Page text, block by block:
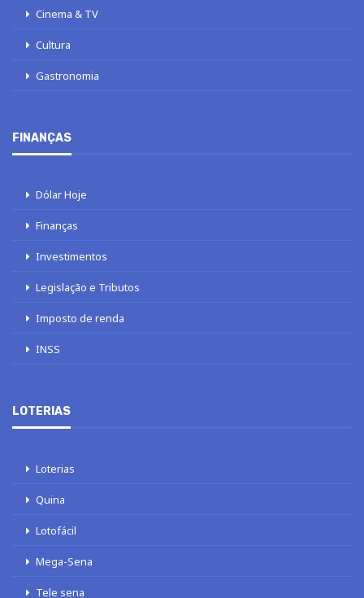
Cinema & TV
Cultura
Gastronomia
FINANÇAS
Dólar Hoje
Finanças
Investimentos
Legislação e Tributos
Imposto de renda
INSS
LOTERIAS
Loterias
Quina
Lotofácil
Mega-Sena
Tele sena